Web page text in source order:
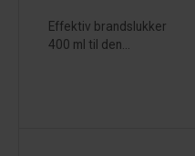
Effektiv brandslukker
400 ml til den...